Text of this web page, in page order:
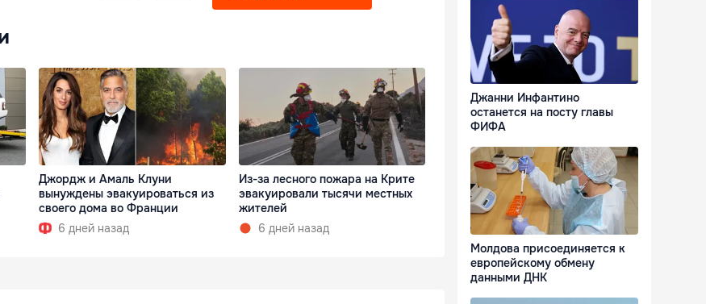
Джордж и Амаль Клуни
вынуждены эвакуироваться из
своего дома во Франции
6 дней назад
Из-за лесного пожара на Крите
эвакуировали тысячи местных
жителей
6 дней назад
Джанни Инфантино
останется на посту главы
ФИФА
Молдова присоединяется к
европейскому обмену
данными ДНК